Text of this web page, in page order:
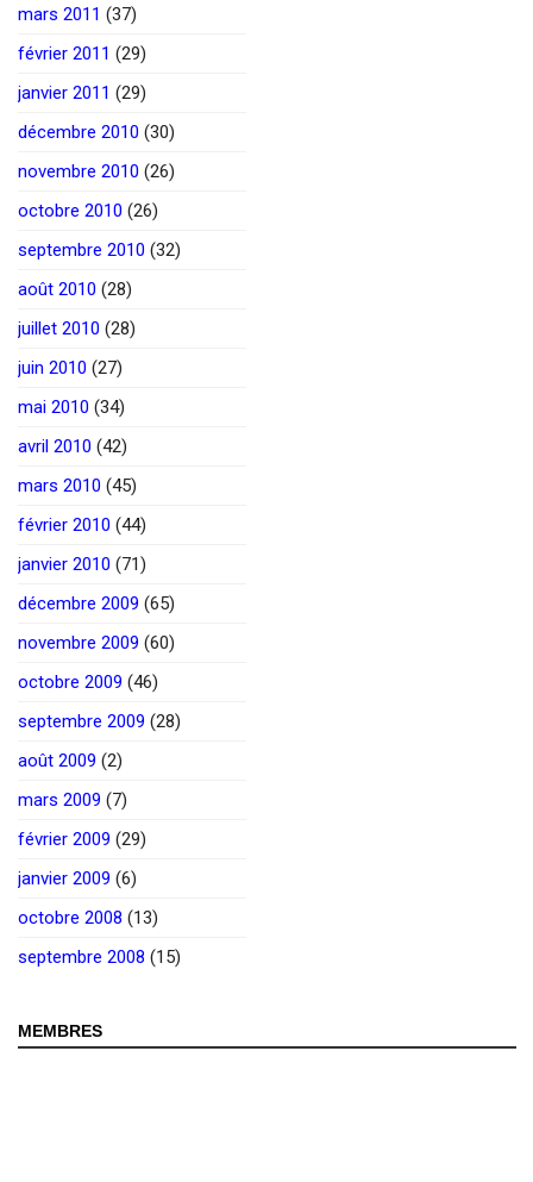
mars 2011 (37)
février 2011 (29)
janvier 2011 (29)
décembre 2010 (30)
novembre 2010 (26)
octobre 2010 (26)
septembre 2010 (32)
août 2010 (28)
juillet 2010 (28)
juin 2010 (27)
mai 2010 (34)
avril 2010 (42)
mars 2010 (45)
février 2010 (44)
janvier 2010 (71)
décembre 2009 (65)
novembre 2009 (60)
octobre 2009 (46)
septembre 2009 (28)
août 2009 (2)
mars 2009 (7)
février 2009 (29)
janvier 2009 (6)
octobre 2008 (13)
septembre 2008 (15)
MEMBRES